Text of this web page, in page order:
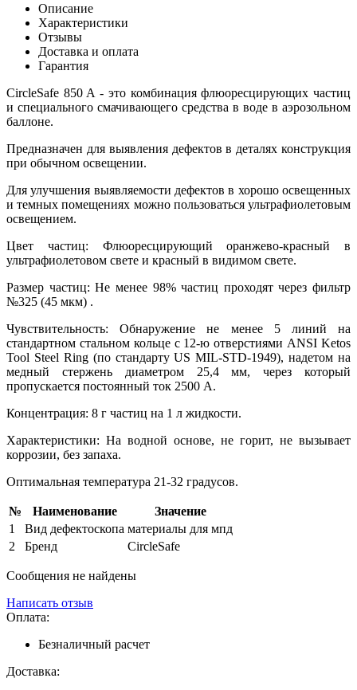
Описание
Характеристики
Отзывы
Доставка и оплата
Гарантия
CircleSafe 850 A - это комбинация флюоресцирующих частиц
и специального смачивающего средства в воде в аэрозольном
баллоне.
Предназначен для выявления дефектов в деталях конструкция
при обычном освещении.
Для улучшения выявляемости дефектов в хорошо освещенных
и темных помещениях можно пользоваться ультрафиолетовым
освещением.
Цвет частиц: Флюоресцирующий оранжево-красный в
ультрафиолетовом свете и красный в видимом свете.
Размер частиц: Не менее 98% частиц проходят через фильтр
№325 (45 мкм) .
Чувствительность: Обнаружение не менее 5 линий на
стандартном стальном кольце с 12-ю отверстиями ANSI Ketos
Tool Steel Ring (по стандарту US MIL-STD-1949), надетом на
медный стержень диаметром 25,4 мм, через который
пропускается постоянный ток 2500 А.
Концентрация: 8 г частиц на 1 л жидкости.
Характеристики: На водной основе, не горит, не вызывает
коррозии, без запаха.
Оптимальная температура 21-32 градусов.
№ Наименование
Значение
1
Вид дефектоскопа материалы для мпд
2
Бренд CircleSafe
Сообщения не найдены
Написать отзыв
Оплата:
Безналичный расчет
Доставка: